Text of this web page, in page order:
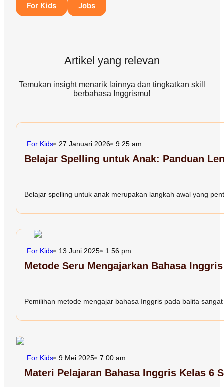
For Kids Jobs
Artikel yang relevan
Temukan insight menarik lainnya dan tingkatkan skill
berbahasa Inggrismu!
For Kids 27 Januari 2026 9:25 am
Belajar Spelling untuk Anak: Panduan
Belajar spelling untuk anak merupakan langkah awal yang
For Kids 13 Juni 2025 1:56 pm
Metode Seru Mengajarkan Bahasa
Pemilihan metode mengajar bahasa Inggris pada balita
For Kids 9 Mei 2025 7:00 am
Materi Pelajaran Bahasa Inggris Kelas 6